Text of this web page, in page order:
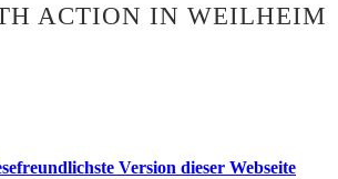
ACTION IN WEILHEIM
Version dieser Webseite